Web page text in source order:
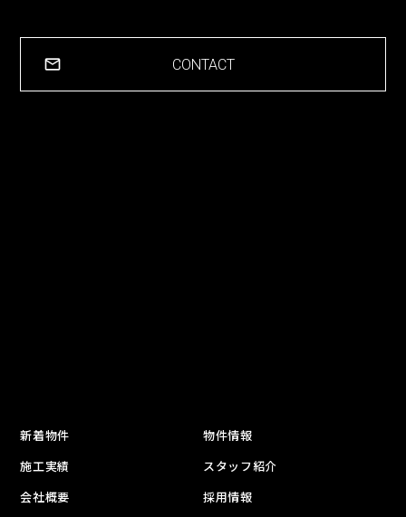
CONTACT
新着物件
物件情報
施工実績
スタッフ紹介
会社概要
採用情報